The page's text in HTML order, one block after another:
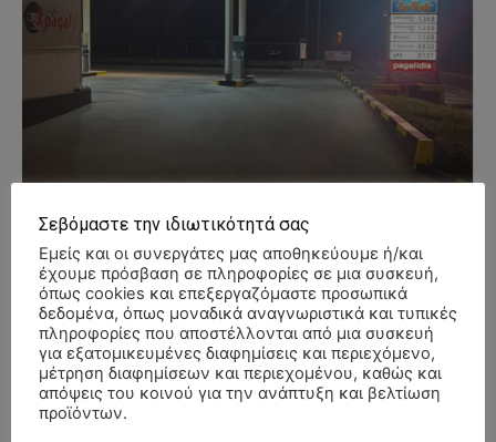
- Advertisment -
Σεβόμαστε την ιδιωτικότητά σας
Εμείς και οι συνεργάτες μας αποθηκεύουμε ή/και
έχουμε πρόσβαση σε πληροφορίες σε μια συσκευή,
όπως cookies και επεξεργαζόμαστε προσωπικά
δεδομένα, όπως μοναδικά αναγνωριστικά και τυπικές
πληροφορίες που αποστέλλονται από μια συσκευή
για εξατομικευμένες διαφημίσεις και περιεχόμενο,
μέτρηση διαφημίσεων και περιεχομένου, καθώς και
απόψεις του κοινού για την ανάπτυξη και βελτίωση
προϊόντων.